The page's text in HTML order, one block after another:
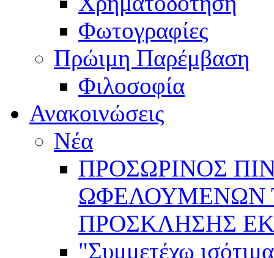
Φωτογραφίες
Πρώιμη Παρέμβαση
Φιλοσοφία
Ανακοινώσεις
Νέα
ΠΡΟΣΩΡΙΝΟΣ
ΩΦΕΛΟΥΜΕΝΩΝ
ΠΡΟΣΚΛΗΣΗΣ
"Συμμετέχω